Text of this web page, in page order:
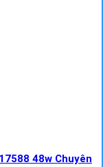
48w Chuyên